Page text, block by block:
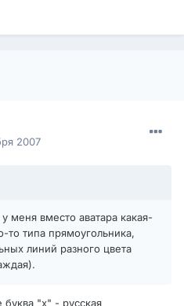
2007
меня вместо аватара какая-
то типа прямоугольника,
линий разного цвета
буква "x" - русская